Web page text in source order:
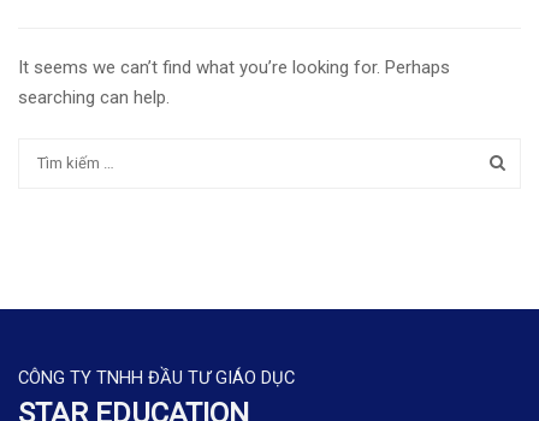
It seems we can’t find what you’re looking for. Perhaps
searching can help.
CÔNG TY TNHH ĐẦU TƯ GIÁO DỤC
STAR EDUCATION